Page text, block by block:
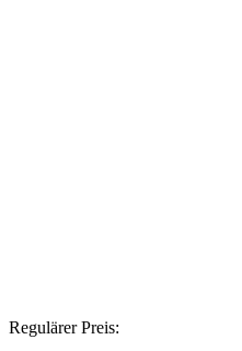
Regulärer Preis: